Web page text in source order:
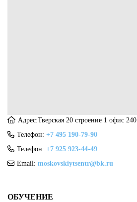
Адрес:Тверская 20 строение 1 офис 240
Телефон: +7 495 190-79-90
Телефон: +7 925 923-44-49
Email: moskovskiytsentr@bk.ru
ОБУЧЕНИЕ